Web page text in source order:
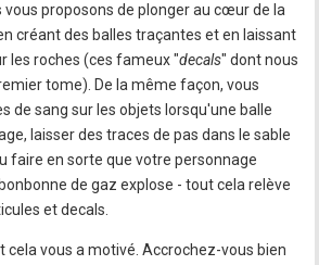
vous proposons de plonger au cœur de la
créant des balles traçantes et en laissant
les roches (ces fameux "decals" dont nous
tome). De la même façon, vous
de sang sur les objets lorsqu'une balle
laisser des traces de pas dans le sable
faire en sorte que votre personnage
de gaz explose - tout cela relève
et decals.
cela vous a motivé. Accrochez-vous bien